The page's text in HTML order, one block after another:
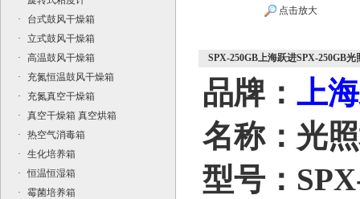
·
台式鼓风干燥箱
·
立式鼓风干燥箱
·
高温鼓风干燥箱
·
充氮恒温鼓风干燥箱
·
充氮真空干燥箱
·
真空干燥箱 真空烘箱
·
热空气消毒箱
·
生化培养箱
·
恒温恒湿箱
·
霉菌培养箱
点击放大
SPX-250GB上海跃进SPX-250GB光
品牌： 上
名称：光
型号：